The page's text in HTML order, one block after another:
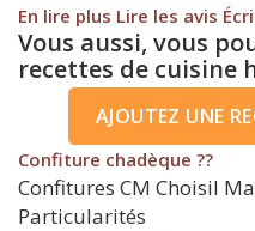
En lire plus Lire les avis
Vous aussi, vous
recettes de cuisine
AJOUTEZ UNE
Confiture chadèque ??
Confitures CM Choisil
Particularités